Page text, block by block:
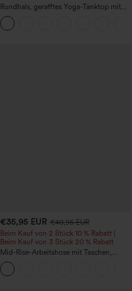
Rundhals, gerafftes Yoga-Tanktop mit
Cool-Touch-Effekt – UPF50+
€35,95 EUR €40,95 EUR
Beim Kauf von 2 Stück 10 % Rabatt |
Beim Kauf von 3 Stück 20 % Rabatt
Mid-Rise-Arbeitshose mit Taschen,
Barrel-Leg und weiter Passform